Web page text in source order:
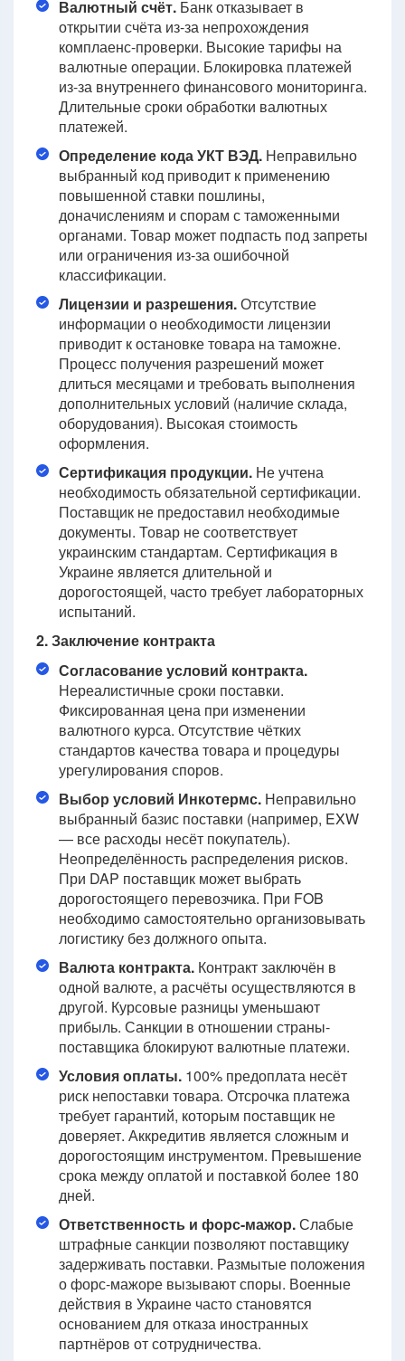
Валютный счёт. Банк отказывает в
открытии счёта из-за непрохождения
комплаенс-проверки. Высокие тарифы на
валютные операции. Блокировка платежей
из-за внутреннего финансового мониторинга.
Длительные сроки обработки валютных
платежей.
Определение кода УКТ ВЭД. Неправильно
выбранный код приводит к применению
повышенной ставки пошлины,
доначислениям и спорам с таможенными
органами. Товар может подпасть под запреты
или ограничения из-за ошибочной
классификации.
Лицензии и разрешения.Отсутствие
информации о необходимости лицензии
приводит к остановке товара на таможне.
Процесс получения разрешений может
длиться месяцами и требовать выполнения
дополнительных условий (наличие склада,
оборудования). Высокая стоимость
оформления.
Сертификация продукции. Не учтена
необходимость обязательной сертификации.
Поставщик не предоставил необходимые
документы. Товар не соответствует
украинским стандартам. Сертификация в
Украине является длительной и
дорогостоящей, часто требует лабораторных
испытаний.
2. Заключение контракта
Согласование условий контракта.
Нереалистичные сроки поставки.
Фиксированная цена при изменении
валютного курса. Отсутствие чётких
стандартов качества товара и процедуры
урегулирования споров.
Выбор условий Инкотермс. Неправильно
выбранный базис поставки (например, EXW
— все расходы несёт покупатель).
Неопределённость распределения рисков.
При DAP поставщик может выбрать
дорогостоящего перевозчика. При FOB
необходимо самостоятельно организовывать
логистику без должного опыта.
Валюта контракта. Контракт заключён в
одной валюте, а расчёты осуществляются в
другой. Курсовые разницы уменьшают
прибыль. Санкции в отношении страны-
поставщика блокируют валютные платежи.
Условия оплаты. 100% предоплата несёт
риск непоставки товара. Отсрочка платежа
требует гарантий, которым поставщик не
доверяет. Аккредитив является сложным и
дорогостоящим инструментом. Превышение
срока между оплатой и поставкой более 180
дней.
Ответственность и форс-мажор.Слабые
штрафные санкции позволяют поставщику
задерживать поставки. Размытые положения
о форс-мажоре вызывают споры. Военные
действия в Украине часто становятся
основанием для отказа иностранных
партнёров от сотрудничества.